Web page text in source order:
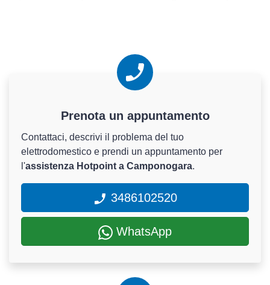
Prenota un appuntamento
Contattaci, descrivi il problema del tuo
elettrodomestico e prendi un appuntamento per
l'assistenza Hotpoint a Camponogara.
3486102520
WhatsApp